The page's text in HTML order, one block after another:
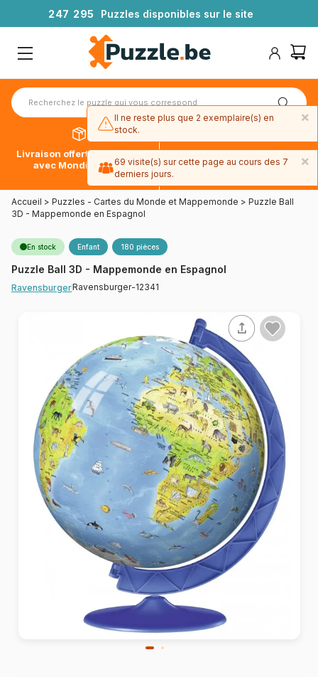
247 295 Puzzles disponibles sur le site
Livraison offerte dès 39€*
avec Mondial Relay
Paiement en 4x sans frais
avec Paypal
Accueil > Puzzles - Cartes du Monde et Mappemonde > Puzzle Ball
3D - Mappemonde en Espagnol
En stock Enfant 180 pièces
Puzzle Ball 3D - Mappemonde en Espagnol
RavensburgerRavensburger-12341
×
Il ne reste plus que 2 exemplaire(s) en
stock.
×
69 visite(s) sur cette page au cours des 7
derniers jours.